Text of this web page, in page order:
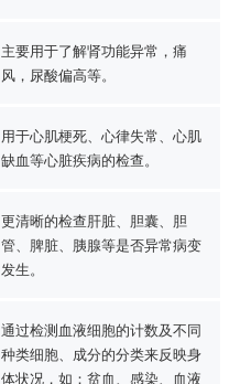
主要用于了解肾功能异常，痛
风，尿酸偏高等。
用于心肌梗死、心律失常、心肌
缺血等心脏疾病的检查。
更清晰的检查肝脏、胆囊、胆
管、脾脏、胰腺等是否异常病变
发生。
通过检测血液细胞的计数及不同
种类细胞、成分的分类来反映身
体状况，如：贫血、感染、血液